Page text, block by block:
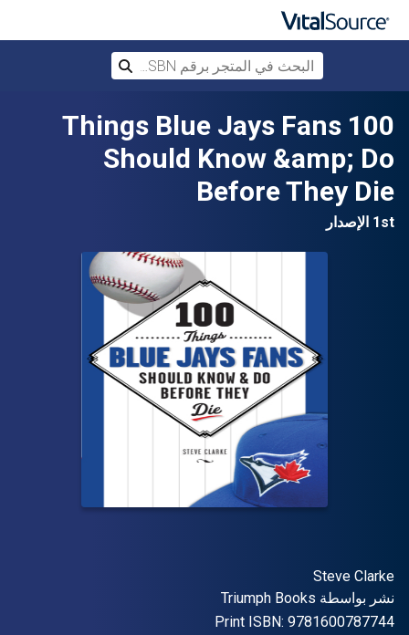
تخطي إلى المحتوى الرئيسي
100 Things Blue Jays Fans
Should Know &amp; Do
Before They Die
1st الإصدار
المؤلف (المؤلفون)
Steve Clarke
الناشر
نشر بواسطة Triumph Books
Print ISBN: 9781600787744